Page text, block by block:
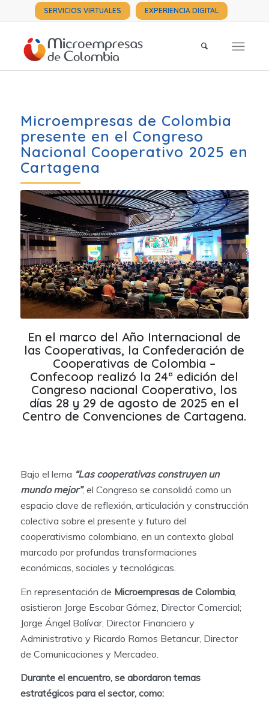
SERVICIOS VIRTUALES EXPERIENCIA DIGITAL
Microempresas de Colombia
presente en el Congreso
Nacional Cooperativo 2025 en
Cartagena
En el marco del Año Internacional de
las Cooperativas, la Confederación de
Cooperativas de Colombia –
Confecoop realizó la 24ª edición del
Congreso nacional Cooperativo, los
días 28 y 29 de agosto de 2025 en el
Centro de Convenciones de Cartagena.
Bajo el lema “Las cooperativas construyen un
mundo mejor”, el Congreso se consolidó como un
espacio clave de reflexión, articulación y construcción
colectiva sobre el presente y futuro del
cooperativismo colombiano, en un contexto global
marcado por profundas transformaciones
económicas, sociales y tecnológicas.
En representación de Microempresas de Colombia,
asistieron Jorge Escobar Gómez, Director Comercial;
Jorge Ángel Bolívar, Director Financiero y
Administrativo y Ricardo Ramos Betancur, Director
de Comunicaciones y Mercadeo.
Durante el encuentro, se abordaron temas
estratégicos para el sector, como: